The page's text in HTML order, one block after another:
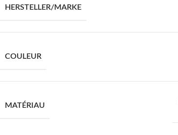
HERSTELLER/MARKE
COULEUR
MATÉRIAU